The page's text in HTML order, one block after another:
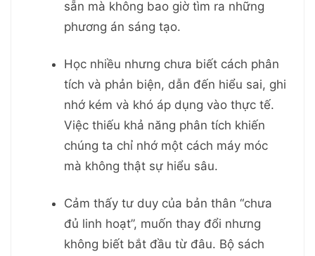
sẵn mà không bao giờ tìm ra những
phương án sáng tạo.
Học nhiều nhưng chưa biết cách phân
tích và phản biện, dẫn đến hiểu sai, ghi
nhớ kém và khó áp dụng vào thực tế.
Việc thiếu khả năng phân tích khiến
chúng ta chỉ nhớ một cách máy móc
mà không thật sự hiểu sâu.
Cảm thấy tư duy của bản thân “chưa
đủ linh hoạt”, muốn thay đổi nhưng
không biết bắt đầu từ đâu. Bộ sách